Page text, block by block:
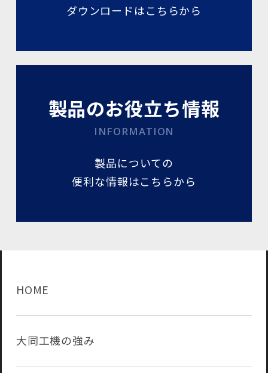
ダウンロードはこちらから
製品のお役立ち情報
INFORMATION
製品についての
便利な情報はこちらから
HOME
大同工機の強み